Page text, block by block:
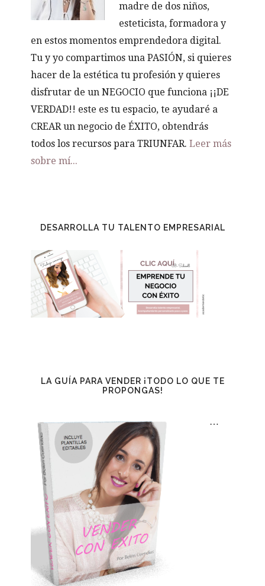
madre de dos niños,
esteticista, formadora y
en estos momentos emprendedora digital.
Tu y yo compartimos una PASIÓN, si quieres
hacer de la estética tu profesión y quieres
disfrutar de un NEGOCIO que funciona ¡¡DE
VERDAD!! este es tu espacio, te ayudaré a
CREAR un negocio de ÉXITO, obtendrás
todos los recursos para TRIUNFAR.Leer más
sobre mí...
DESARROLLA TU TALENTO EMPRESARIAL
LA GUÍA PARA VENDER ¡TODO LO QUE TE
PROPONGAS!
…